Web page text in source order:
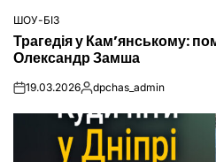
ОПУБЛІКУВАТИ
ШОУ-БІЗ
Трагедія у Кам’янському:
Олександр Замша
on19.03.2026Опубліковано
dpchas_admin